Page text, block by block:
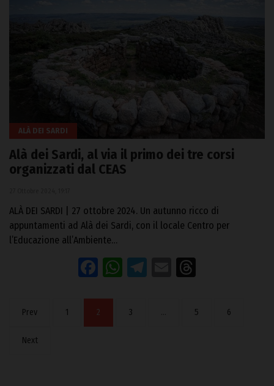
ALÀ DEI SARDI
Alà dei Sardi, al via il primo dei tre corsi
organizzati dal CEAS
ALÀ DEI SARDI | 27 ottobre 2024. Un autunno ricco di
appuntamenti ad Alà dei Sardi, con il locale Centro per
l’Educazione all’Ambiente…
Facebook
WhatsApp
Telegram
Email
Prev 1 2 3 5 6
Next